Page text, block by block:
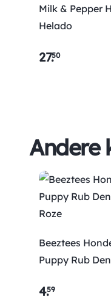
Milk & Pepper
Helado
27.50
Andere
Beeztees
Puppy Rub
4.59